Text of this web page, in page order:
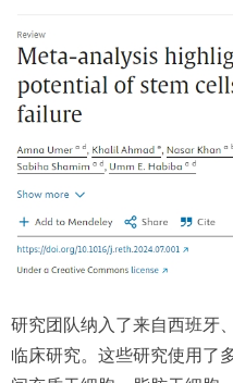
研究团队纳入了来自西班牙
临床研究。这些研究使用了